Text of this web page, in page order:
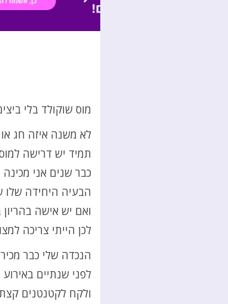
מוס שוקולד בלי
לא משנה איזה חג
תמיד יש דרישה
כבר שנים אני
הבעיה היחידה שלו
ואם יש אישה
לכן הייתי צריכה
הנכדה שלי כבר
לפני שנתיים
ולקח לקטנטנים